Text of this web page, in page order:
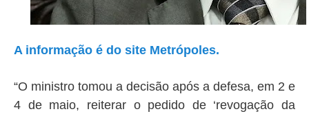
A informação é do site Metrópoles.
“O ministro tomou a decisão após a defesa, em 2 e
4 de maio, reiterar o pedido de ‘revogação da